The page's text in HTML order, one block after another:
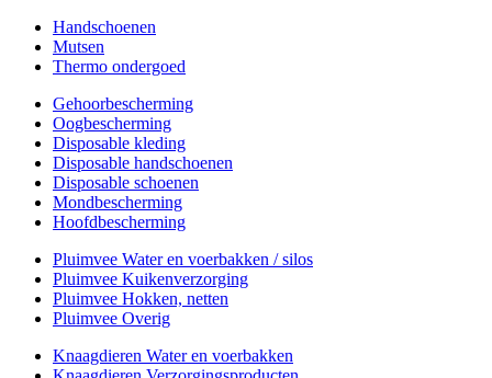
Handschoenen
Mutsen
Thermo ondergoed
Gehoorbescherming
Oogbescherming
Disposable kleding
Disposable handschoenen
Disposable schoenen
Mondbescherming
Hoofdbescherming
Pluimvee Water en voerbakken / silos
Pluimvee Kuikenverzorging
Pluimvee Hokken, netten
Pluimvee Overig
Knaagdieren Water en voerbakken